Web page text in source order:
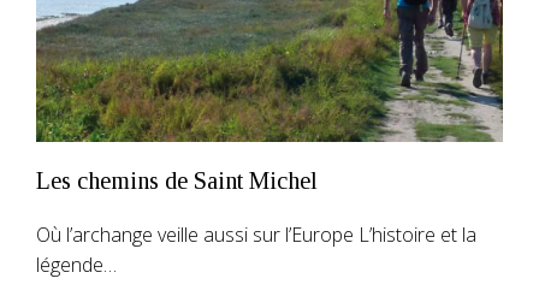
Les chemins de Saint Michel
Où l’archange veille aussi sur l’Europe L’histoire et la
légende…